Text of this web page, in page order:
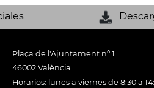
Plaça de l'Ajuntament nº 1
46002 València
Horarios: lunes a viernes de 8:30 a